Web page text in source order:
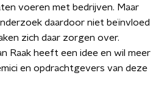
voeren met bedrijven. Maar
daardoor niet beïnvloed
zich daar zorgen over.
Raak heeft een idee en wil meer
en opdrachtgevers van deze